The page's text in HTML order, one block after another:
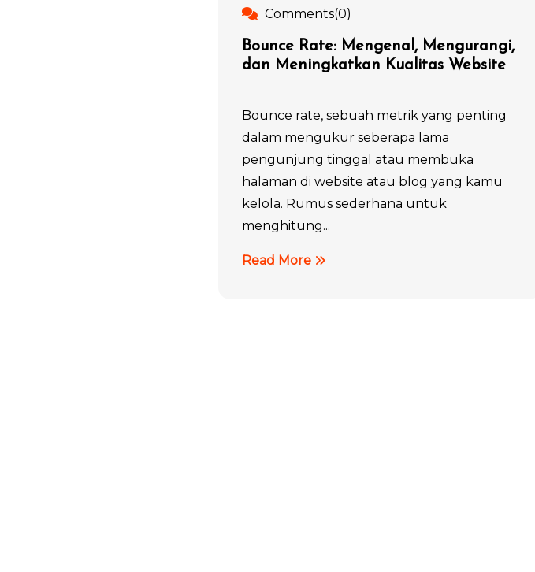
Comments(0)
Bounce Rate: Mengenal, Mengurangi,
dan Meningkatkan Kualitas Website
Bounce rate, sebuah metrik yang penting
dalam mengukur seberapa lama
pengunjung tinggal atau membuka
halaman di website atau blog yang kamu
kelola. Rumus sederhana untuk
menghitung...
Read More